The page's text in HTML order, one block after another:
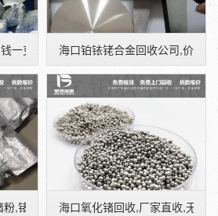
一克,废弃铱坩埚回收公司
海口铂铱铑合金回收公司,价比
,锗锭提炼厂家海口氧化锗回收,厂家直收,无中